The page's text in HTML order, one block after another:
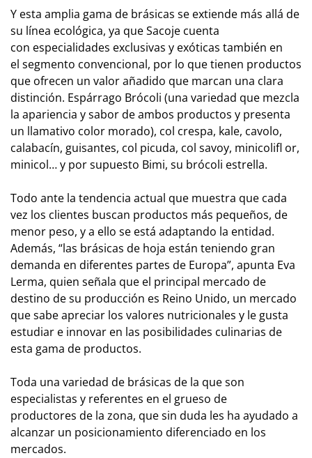
Y esta amplia gama de brásicas se extiende más allá de
su línea ecológica, ya que Sacoje cuenta
con especialidades exclusivas y exóticas también en
el segmento convencional, por lo que tienen productos
que ofrecen un valor añadido que marcan una clara
distinción. Espárrago Brócoli (una variedad que mezcla
la apariencia y sabor de ambos productos y presenta
un llamativo color morado), col crespa, kale, cavolo,
calabacín, guisantes, col picuda, col savoy, minicolifl or,
minicol… y por supuesto Bimi, su brócoli estrella.
Todo ante la tendencia actual que muestra que cada
vez los clientes buscan productos más pequeños, de
menor peso, y a ello se está adaptando la entidad.
Además, “las brásicas de hoja están teniendo gran
demanda en diferentes partes de Europa”, apunta Eva
Lerma, quien señala que el principal mercado de
destino de su producción es Reino Unido, un mercado
que sabe apreciar los valores nutricionales y le gusta
estudiar e innovar en las posibilidades culinarias de
esta gama de productos.
Toda una variedad de brásicas de la que son
especialistas y referentes en el grueso de
productores de la zona, que sin duda les ha ayudado a
alcanzar un posicionamiento diferenciado en los
mercados.